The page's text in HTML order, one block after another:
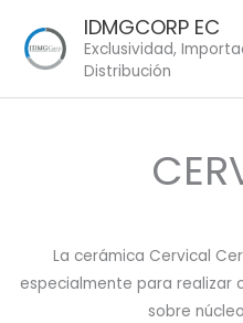
content
IDMGCORP EC
Exclusividad,
Distribución
La cerámica Cervical
especialmente para realizar
sobre